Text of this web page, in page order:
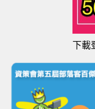
下載